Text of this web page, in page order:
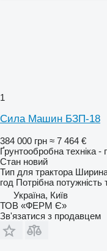
1
Сила Машин БЗП-18
384 000 грн ≈ 7 464 €
Ґрунтообробна техніка
Стан новий
Тип для трактора
год Потрібна потужність
Україна, Київ
ТОВ «ФЕРМ Є»
Зв'язатися з продавцем